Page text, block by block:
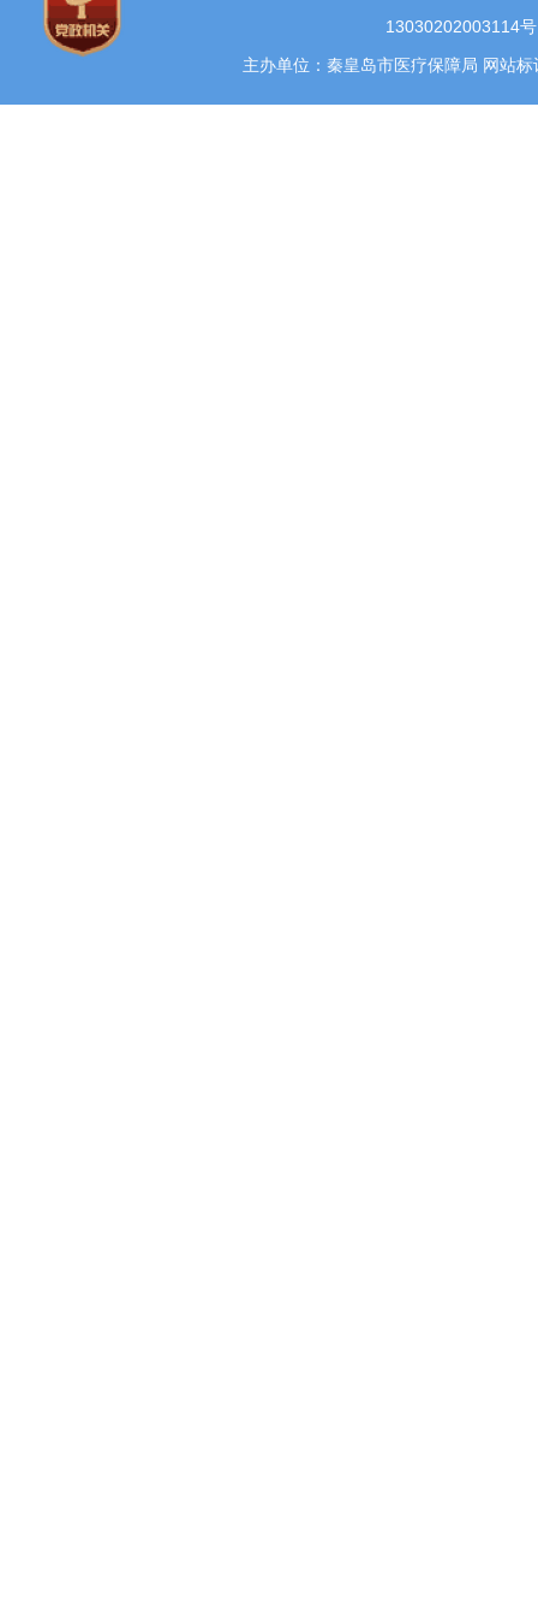
13030202003114号
主办单位：秦皇岛市医疗保障局 网站